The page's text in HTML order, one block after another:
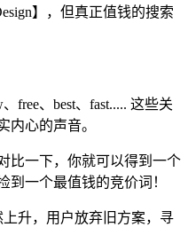
】，但真正值钱的搜索
free、best、fast..... 这些关
内心的声音。
比一下，你就可以得到一个
到一个最值钱的竞价词！
升，用户放弃旧方案，寻